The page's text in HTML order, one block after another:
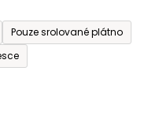
Pouze srolované plátno